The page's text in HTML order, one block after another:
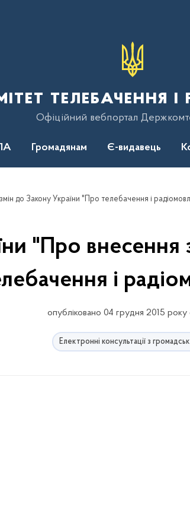
телебачення
Офіційний вебпортал
Громадянам Є-видавець
до Закону України "Про телебачення і
"Про внесення
і
опубліковано 04 грудня 2015 року
Електронні консультації з